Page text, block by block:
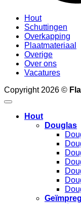
Hout
Schuttingen
Overkapping
Plaatmateriaal
Overige
Over ons
Vacatures
Copyright 2026 ©
Hout
Douglas